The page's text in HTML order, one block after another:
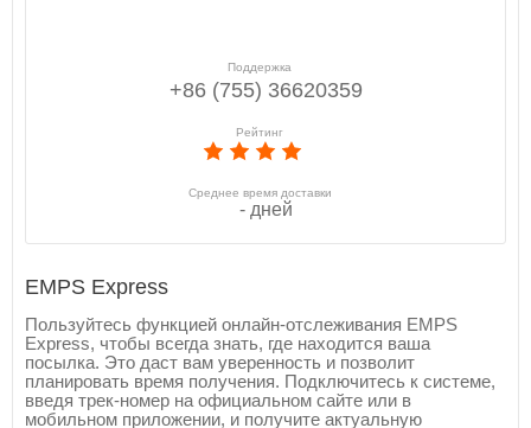
Поддержка
+86 (755) 36620359
Рейтинг
Среднее время доставки
- дней
EMPS Express
Пользуйтесь функцией онлайн-отслеживания EMPS
Express, чтобы всегда знать, где находится ваша
посылка. Это даст вам уверенность и позволит
планировать время получения. Подключитесь к системе,
введя трек-номер на официальном сайте или в
мобильном приложении, и получите актуальную